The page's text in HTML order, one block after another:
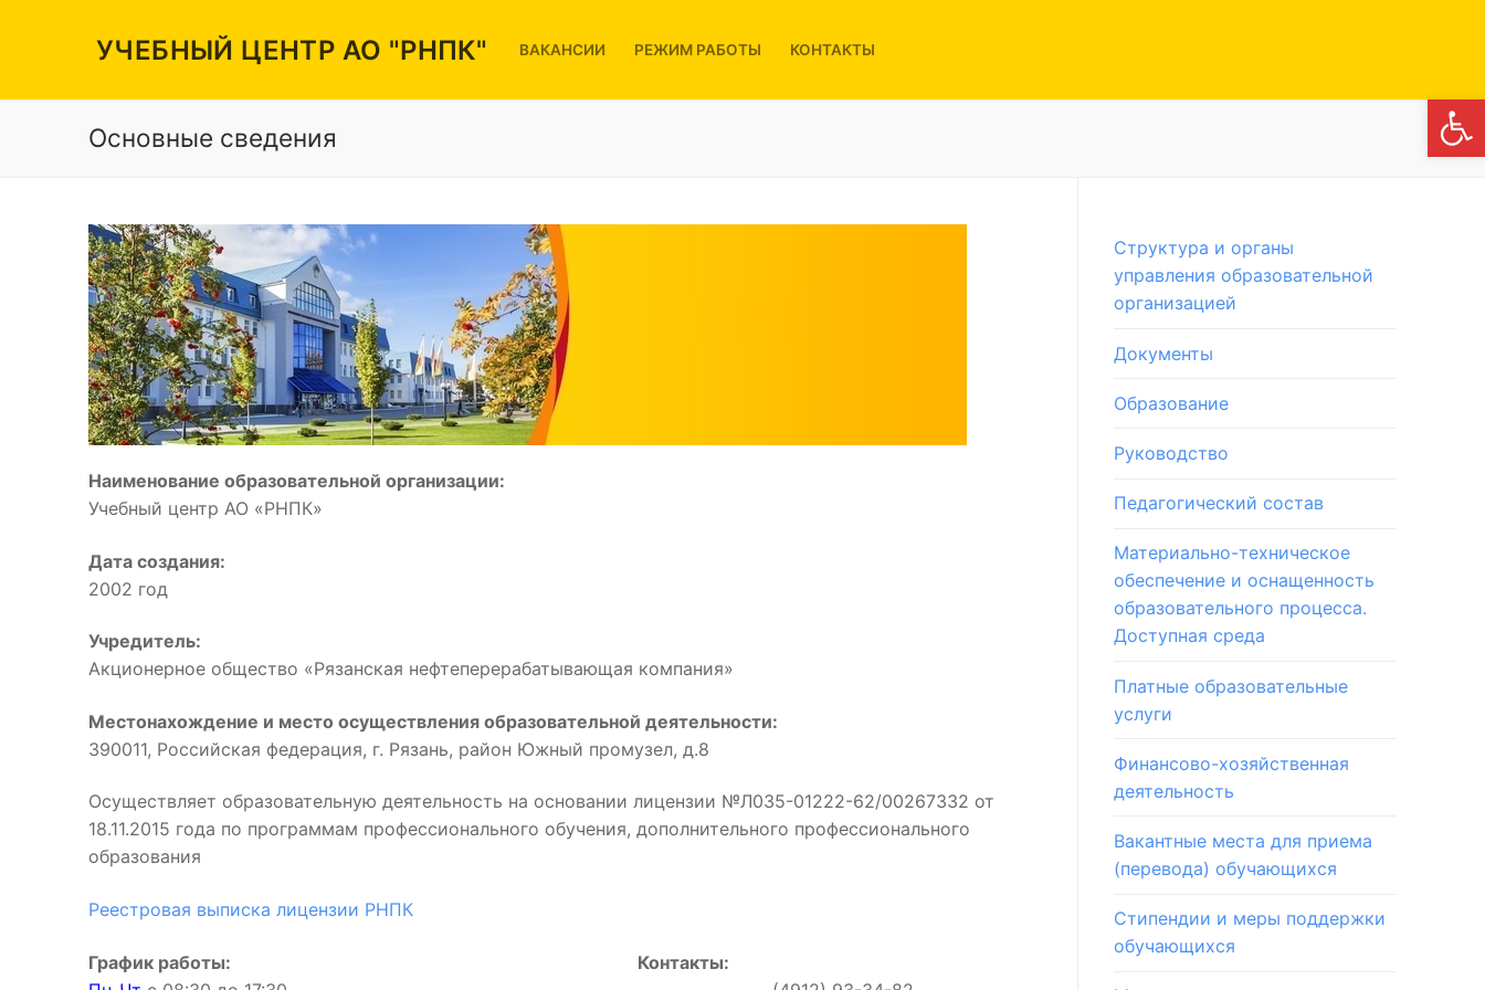
УЧЕБНЫЙ ЦЕНТР АО "РНПК" ВАКАНСИИ РЕЖИМ РАБОТЫ КОНТАКТЫ
Вакансии
Режим работы
Контакты
Основные сведения
Наименование образовательной организации:
Учебный центр АО «РНПК»
Дата создания:
2002 год
Учредитель:
Акционерное общество «Рязанская нефтеперерабатывающая компания»
Местонахождение и место осуществления образовательной деятельности:
390011, Российская федерация, г. Рязань, район Южный промузел, д.8
Осуществляет образовательную деятельность на основании лицензии №Л035-01222-62/00267332 от
18.11.2015 года по программам профессионального обучения, дополнительного профессионального
образования
Реестровая выписка лицензии РНПК
График работы: Контакты:
Структура и органы
управления образовательной
организацией
Документы
Образование
Руководство
Педагогический состав
Материально-техническое
обеспечение и оснащенность
образовательного процесса.
Доступная среда
Платные образовательные
услуги
Финансово-хозяйственная
деятельность
Вакантные места для приема
(перевода) обучающихся
Стипендии и меры поддержки
обучающихся